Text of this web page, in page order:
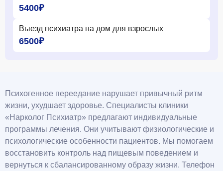
5400₽
Выезд психиатра на дом для взрослых
6500₽
Психогенное переедание нарушает привычный ритм
жизни, ухудшает здоровье. Специалисты клиники
«Нарколог Психиатр» предлагают индивидуальные
программы лечения. Они учитывают физиологические и
психологические особенности пациентов. Мы помогаем
восстановить контроль над пищевым поведением и
вернуться к сбалансированному образу жизни. Телефон